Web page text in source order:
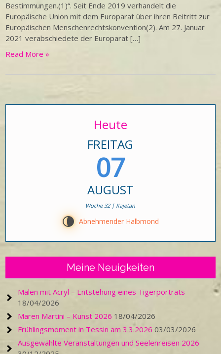
Bestimmungen.(1)“. Seit Ende 2019 verhandelt die
Europäische Union mit dem Europarat über ihren Beitritt zur
Europäischen Menschenrechtskonvention(2). Am 27. Januar
2021 verabschiedete der Europarat […]
Read More »
Heute
FREITAG
07
AUGUST
Woche 32 | Kajetan
U Abnehmender Halbmond
Meine Neuigkeiten
Malen mit Acryl – Entstehung eines Tigerporträts
18/04/2026
Maren Martini – Kunst 2026 18/04/2026
Frühlingsmoment in Tessin am 3.3.2026 03/03/2026
Ausgewählte Veranstaltungen und Seelenreisen 2026